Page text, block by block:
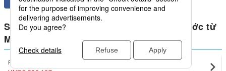
So sánh giá thấp nhất cho Pháp trong nước từ
Marseille
Paris